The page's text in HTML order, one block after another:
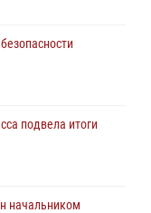
причинения
имущество
и защитили
подвела итоги
начальником